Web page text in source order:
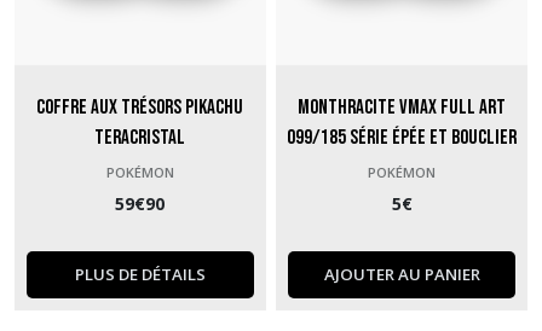
Coffre aux Trésors Pikachu
Teracristal
POKÉMON
59€90
PLUS DE DÉTAILS
Monthracite Vmax Full Art
099/185 Série Épée et Bouclier
Voltage Éclatant
POKÉMON
5€
AJOUTER AU PANIER